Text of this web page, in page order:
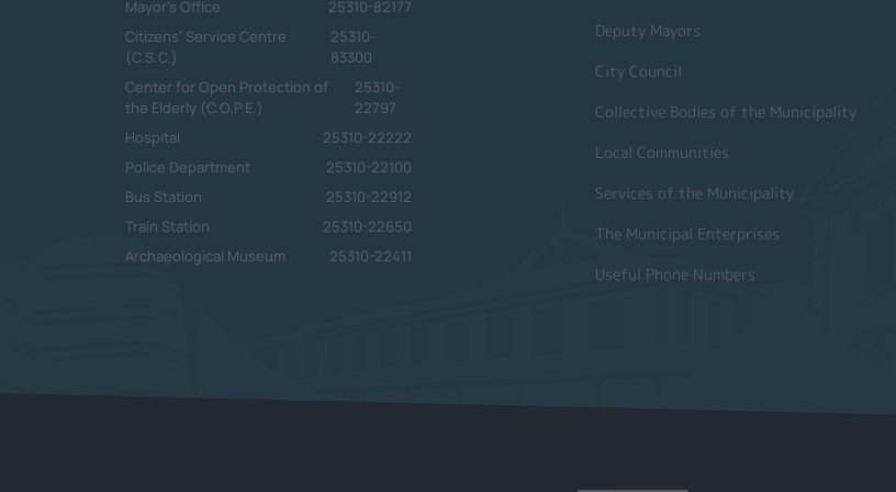
Mayor's Office
25310-82177
Citizens' Service Centre
(C.S.C.)
25310-
83300
Center for Open Protection of
the Elderly (C.O.P.E.)
25310-
22797
Hospital
25310-22222
Police Department
25310-22100
Bus Station
25310-22912
Train Station
25310-22650
Archaeological Museum
25310-22411
Deputy Mayors
City Council
Collective Bodies of the Municipality
Local Communities
Services of the Municipality
The Municipal Enterprises
Useful Phone Numbers